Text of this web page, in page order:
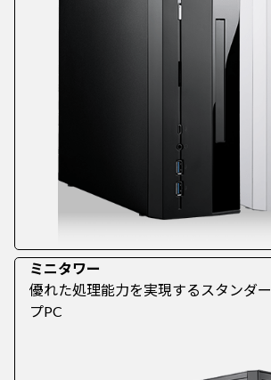
ミニタワー
優れた処理能力を実現するスタンダ
プPC